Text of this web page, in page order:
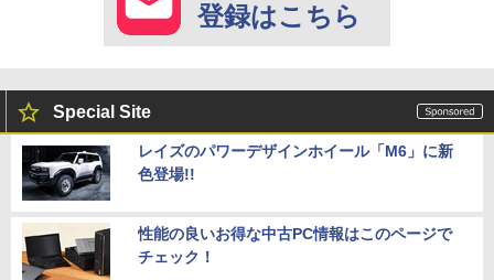
登録はこちら
Special Site
レイズのパワーデザインホイール「M6」に新
色登場!!
性能の良いお得な中古PC情報はこのページで
チェック！